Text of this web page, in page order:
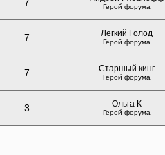
Герой форума
7 Легкий Голод
Герой форума
7 Старшый кинг
Герой форума
3 Ольга К
Герой форума